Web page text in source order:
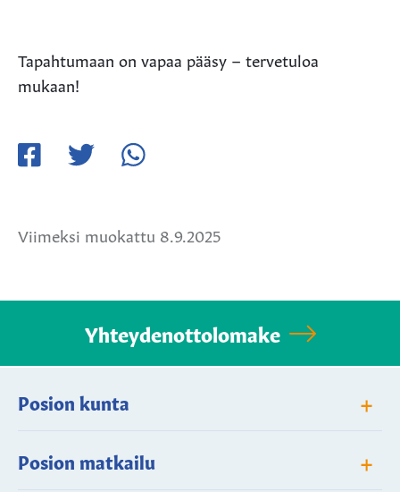
Tapahtumaan on vapaa pääsy – tervetuloa
mukaan!
Viimeksi muokattu 8.9.2025
Yhteydenottolomake
Posion kunta +
Posion matkailu +